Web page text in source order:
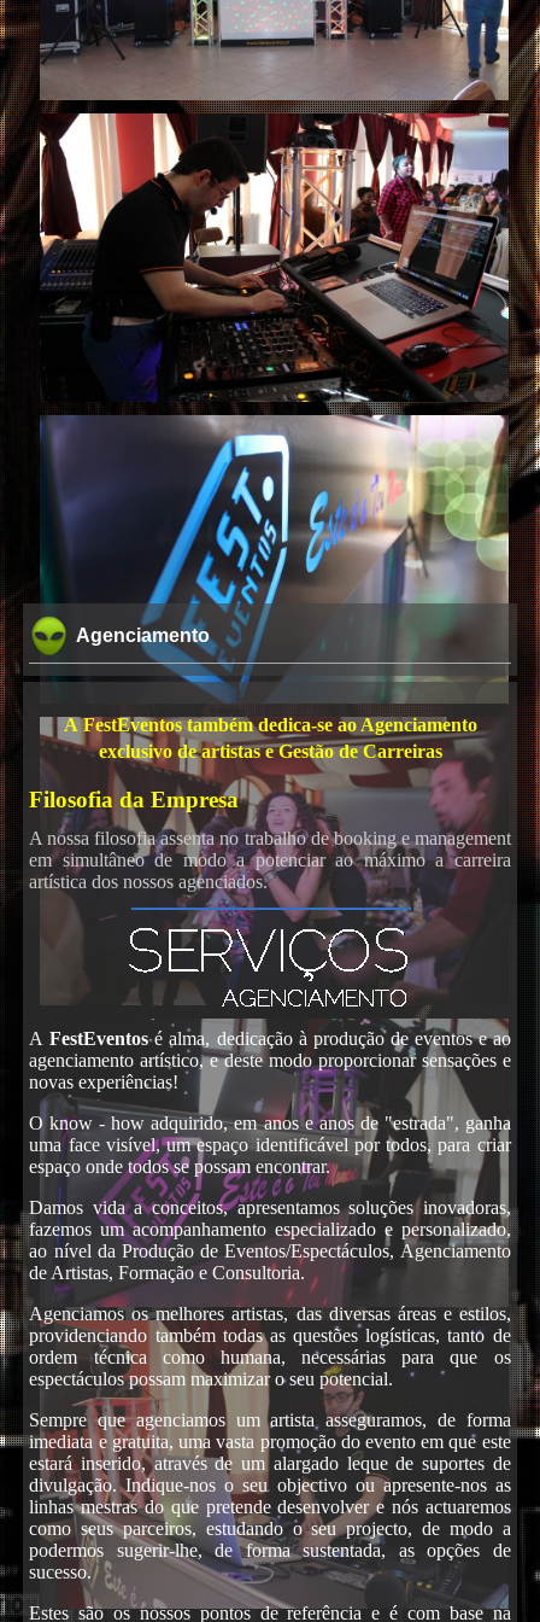
DJs
Karaoke
Agenciamento
A FestEventos também dedica-se ao Agenciamento
exclusivo de artistas e Gestão de Carreiras
Filosofia da Empresa
A nossa filosofia assenta no trabalho de booking e management
em simultâneo de modo a potenciar ao máximo a carreira
artística dos nossos agenciados.
AFestEventosé alma, dedicação à produção de eventos e ao
agenciamento artístico, e deste modo proporcionar sensações e
novas experiências!
O know - how adquirido, em anos e anos de "estrada", ganha
uma face visível, um espaço identificável por todos, para criar
espaço onde todos se possam encontrar.
Damos vida a conceitos, apresentamos soluções inovadoras,
fazemos um acompanhamento especializado e personalizado,
ao nível da Produção de Eventos/Espectáculos, Agenciamento
de Artistas, Formação e Consultoria.
Agenciamos os melhores artistas, das diversas áreas e estilos,
providenciando também todas as questões logísticas, tanto de
ordem técnica como humana, necessárias para que os
espectáculos possam maximizar o seu potencial.
Sempre que agenciamos um artista asseguramos, de forma
imediata e gratuita, uma vasta promoção do evento em que este
estará inserido, através de um alargado leque de suportes de
divulgação. Indique-nos o seu objectivo ou apresente-nos as
linhas mestras do que pretende desenvolver e nós actuaremos
como seus parceiros, estudando o seu projecto, de modo a
podermos sugerir-lhe, de forma sustentada, as opções de
sucesso.
Estes são os nossos pontos de referência e é com base na